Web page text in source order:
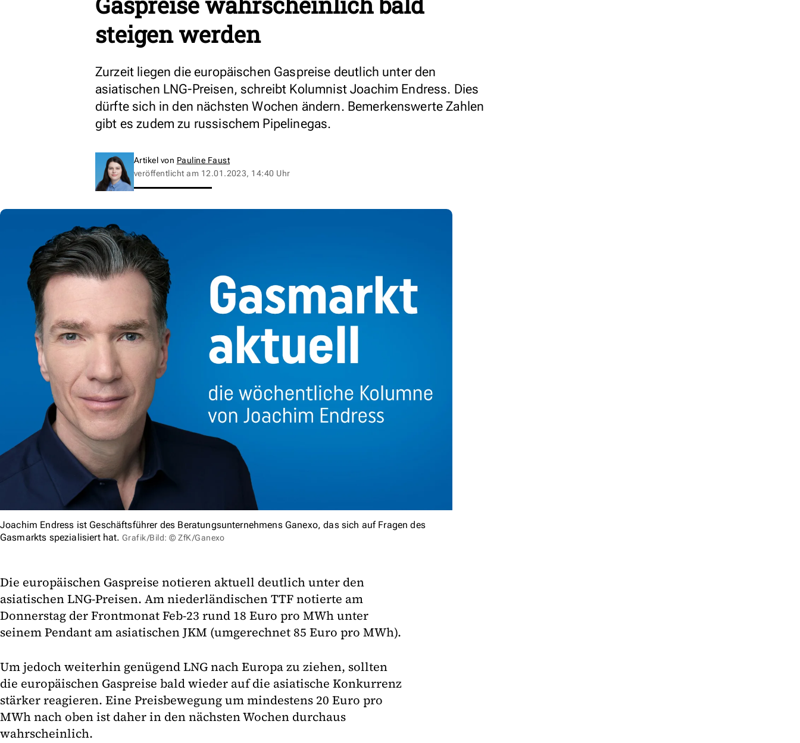
steigen werden
Zurzeit liegen die europäischen Gaspreise deutlich unter den
asiatischen LNG-Preisen, schreibt Kolumnist Joachim Endress. Dies
dürfte sich in den nächsten Wochen ändern. Bemerkenswerte Zahlen
gibt es zudem zu russischem Pipelinegas.
Artikel von Pauline Faust
veröffentlicht am 12.01.2023, 14:40 Uhr
Joachim Endress ist Geschäftsführer des Beratungsunternehmens Ganexo, das sich auf Fragen des
Gasmarkts spezialisiert hat. Grafik/Bild: © ZfK/Ganexo
Die europäischen Gaspreise notieren aktuell deutlich unter den
asiatischen LNG-Preisen. Am niederländischen TTF notierte am
Donnerstag der Frontmonat Feb-23 rund 18 Euro pro MWh unter
seinem Pendant am asiatischen JKM (umgerechnet 85 Euro pro MWh).
Um jedoch weiterhin genügend LNG nach Europa zu ziehen, sollten
die europäischen Gaspreise bald wieder auf die asiatische Konkurrenz
stärker reagieren. Eine Preisbewegung um mindestens 20 Euro pro
MWh nach oben ist daher in den nächsten Wochen durchaus
wahrscheinlich.